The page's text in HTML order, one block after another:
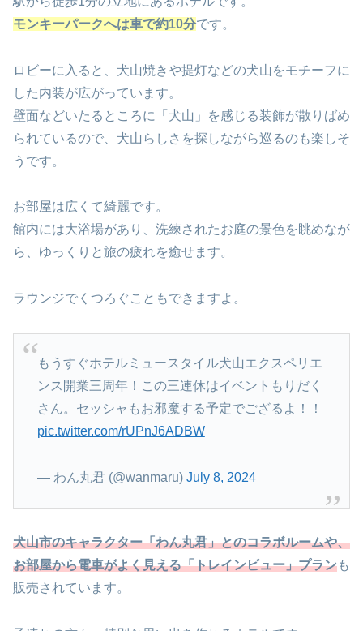
モンキーパークへは車で約10分です。
ロビーに入ると、犬山焼きや提灯などの犬山をモチーフに
した内装が広がっています。
壁面などいたるところに「犬山」を感じる装飾が散りばめ
られているので、犬山らしさを探しながら巡るのも楽しそ
うです。
お部屋は広くて綺麗です。
館内には大浴場があり、洗練されたお庭の景色を眺めなが
ら、ゆっくりと旅の疲れを癒せます。
ラウンジでくつろぐこともできますよ。
もうすぐホテルミュースタイル犬山エクスペリエ
ンス開業三周年！この三連休はイベントもりだく
さん。セッシャもお邪魔する予定でござるよ！！
pic.twitter.com/rUPnJ6ADBW
— わん丸君 (@wanmaru) July 8, 2024
犬山市のキャラクター「わん丸君」とのコラボルームや、
お部屋から電車がよく見える「トレインビュー」プランも
販売されています。